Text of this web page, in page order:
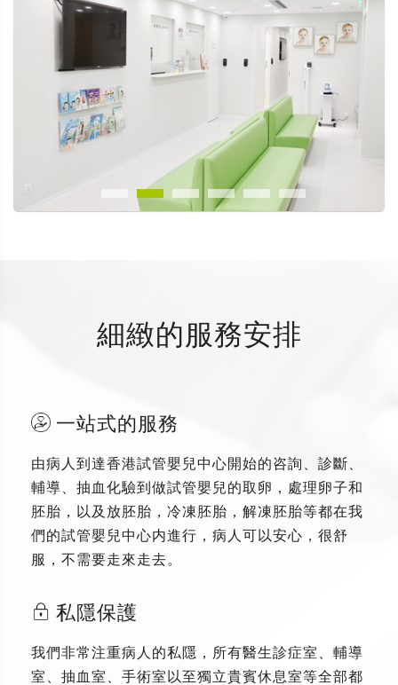
細緻的服務安排
一站式的服務
由病人到達香港試管嬰兒中心開始的咨詢、診斷、
輔導、抽血化驗到做試管嬰兒的取卵，處理卵子和
胚胎，以及放胚胎，冷凍胚胎，解凍胚胎等都在我
們的試管嬰兒中心内進行，病人可以安心，很舒
服，不需要走來走去。
私隱保護
我們非常注重病人的私隱，所有醫生診症室、輔導
室、抽血室、手術室以至獨立貴賓休息室等全部都